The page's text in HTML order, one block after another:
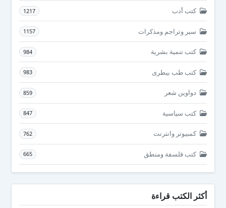
كتب أدب 1217
سير وتراجم ومذكرات 1157
كتب تنمية بشرية 984
كتب طب بيطرى 983
دواوين شعر 859
كتب سياسية 847
كمبيوتر وانترنت 762
كتب فلسفة ومنطق 665
أكثر الكتب قراءة